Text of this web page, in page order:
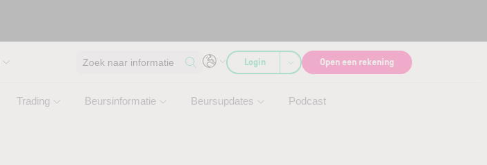
Trading Beursinformatie Beursupdates Podcast
Zoek naar informatie Login Open een rekening